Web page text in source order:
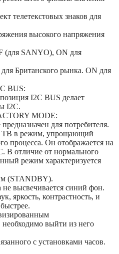
знаков для
высокого напряжения
(для SANYO), ON для
Британского рынка. ON для
BUS:
I2C BUS делает
I2C.
MODE:
для потребителя.
ТВ в режим, упрощающий
процесса. Он отображается на
В отличие от нормального
режим характеризуется
(STANDBY).
не высвечивается синий фон.
яркость, контрастность, и
выйти из него
с установками часов.